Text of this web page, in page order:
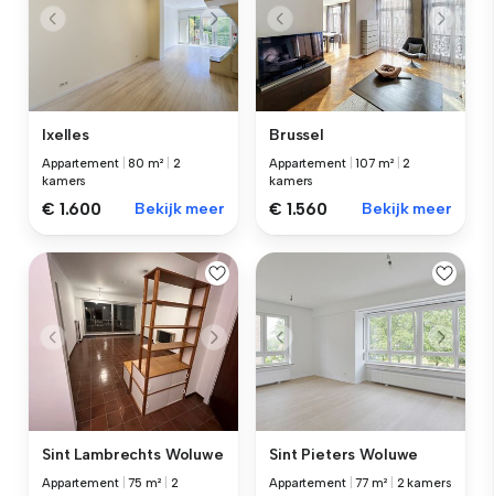
Ixelles
Appartement |80 m²
2
kamers
€ 1.600 Bekijk meer
Brussel
Appartement |107 m² |2
kamers
€ 1.560 Bekijk meer
Sint Lambrechts Woluwe
Appartement |75 m²
2
Sint Pieters Woluwe
Appartement |77 m² 2 kamers